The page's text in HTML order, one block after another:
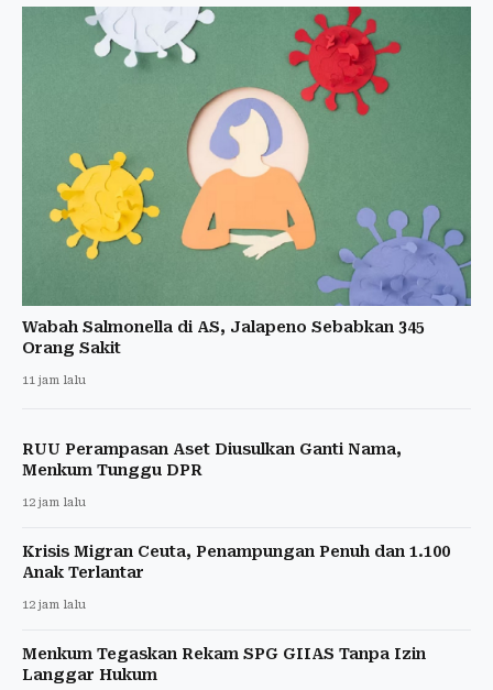
Wabah Salmonella di AS, Jalapeno Sebabkan 345
Orang Sakit
11 jam lalu
RUU Perampasan Aset Diusulkan Ganti Nama,
Menkum Tunggu DPR
12 jam lalu
Krisis Migran Ceuta, Penampungan Penuh dan 1.100
Anak Terlantar
12 jam lalu
Menkum Tegaskan Rekam SPG GIIAS Tanpa Izin
Langgar Hukum